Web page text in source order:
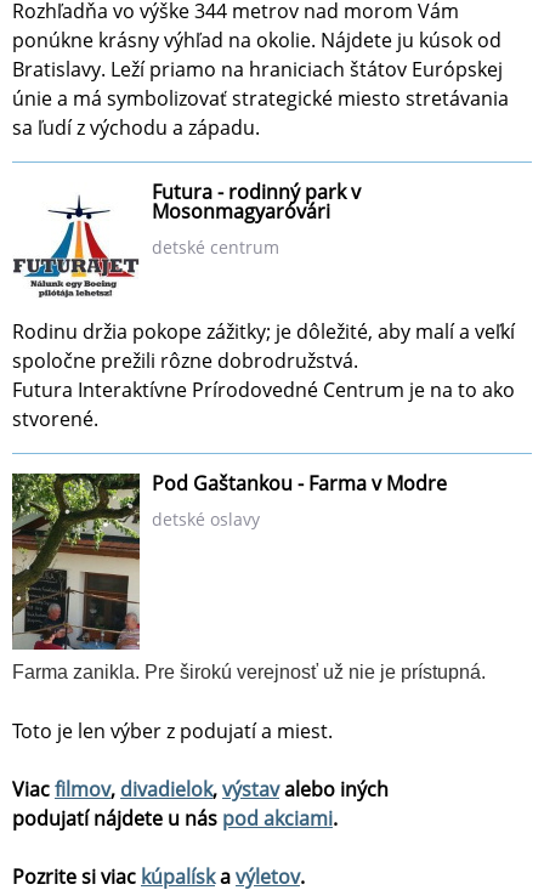
Rozhľadňa vo výške 344 metrov nad morom Vám
ponúkne krásny výhľad na okolie. Nájdete ju kúsok od
Bratislavy. Leží priamo na hraniciach štátov Európskej
únie a má symbolizovať strategické miesto stretávania
sa ľudí z východu a západu.
Futura - rodinný park v
Mosonmagyaróvári
detské centrum
Rodinu držia pokope zážitky; je dôležité, aby malí a veľkí
spoločne prežili rôzne dobrodružstvá.
Futura Interaktívne Prírodovedné Centrum je na to ako
stvorené.
Pod Gaštankou - Farma v Modre
detské oslavy
Farma zanikla. Pre širokú verejnosť už nie je prístupná.
Toto je len výber z podujatí a miest.
Viacfilmov, divadielok,výstavalebo iných
podujatí nájdete u nás pod akciami.
Pozrite si viac kúpalískavýletov.